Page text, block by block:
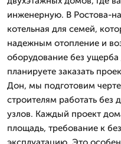
инженерную. В Ростова-
котельная для семей,
надежным отопление и
оборудование без ущерба
планируете заказать
Дон, мы подготовим
строителям работать
узлов. Каждый проект
площадь, требование к